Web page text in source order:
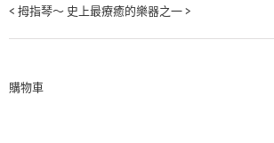
< 拇指琴～ 史上最療癒的樂器之一 >
購物車